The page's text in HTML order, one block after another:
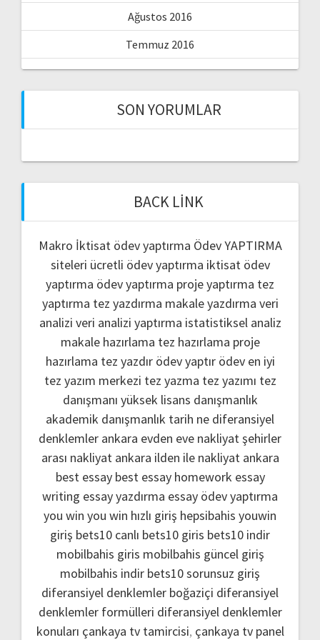
Ağustos 2016
Temmuz 2016
SON YORUMLAR
BACK LINK
Makro İktisat ödev yaptırma Ödev YAPTIRMA
siteleri ücretli ödev yaptırma iktisat ödev
yaptırma ödev yaptırma proje yaptırma tez
yaptırma tez yazdırma makale yazdırma veri
analizi veri analizi yaptırma istatistiksel analiz
makale hazırlama tez hazırlama proje
hazırlama tez yazdır ödev yaptır ödev en iyi
tez yazım merkezi tez yazma tez yazımı tez
danışmanı yüksek lisans danışmanlık
akademik danışmanlık tarih ne diferansiyel
denklemler ankara evden eve nakliyatşehirler
arası nakliyat ankara ilden ile nakliyat ankara
best essay best essay homework essay
writing essay yazdırma essay ödev yaptırma
you win you win hızlı giriş hepsibahis youwin
giriş bets10 canlı bets10 giris bets10 indir
mobilbahis giris mobilbahis güncel giriş
mobilbahis indir bets10 sorunsuz giriş
diferansiyel denklemler boğaziçi diferansiyel
denklemler formülleri diferansiyel denklemler
konuları çankaya tv tamircisi, çankaya tv panel